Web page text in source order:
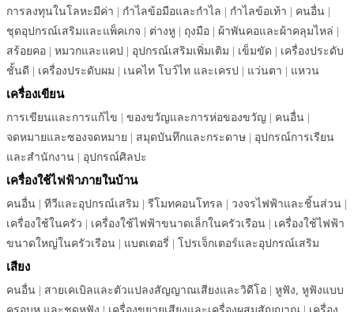
การลงทุนในโลหะมีค่า | กำไลข้อมือและกำไล | กำไลข้อเท้า | คนอื่น |
ชุดอุปกรณ์เสริมและแพ็คเกจ | ต่างหู | ถุงมือ | ผ้าพันคอและผ้าคลุมไหล่ |
สร้อยคอ | หมวกและแคป | อุปกรณ์เสริมเพิ่มเติม | เข็มขัด | เครื่องประดับ
ชั้นดี | เครื่องประดับผม | เนคไท โบว์ไท และเครป | แว่นตา | แหวน
เครื่องเขียน
การเขียนและการแก้ไข | ของขวัญและการห่อของขวัญ | คนอื่น |
จดหมายและซองจดหมาย | สมุดบันทึกและกระดาษ | อุปกรณ์การเรียน
และสำนักงาน | อุปกรณ์ศิลปะ
เครื่องใช้ไฟฟ้าภายในบ้าน
คนอื่น | ทีวีและอุปกรณ์เสริม | รีโมทคอนโทรล | วงจรไฟฟ้าและชิ้นส่วน |
เครื่องใช้ในครัว | เครื่องใช้ไฟฟ้าขนาดเล็กในครัวเรือน | เครื่องใช้ไฟฟ้า
ขนาดใหญ่ในครัวเรือน | แบตเตอรี่ | โปรเจ็กเตอร์และอุปกรณ์เสริม
เสียง
คนอื่น | สายเคเบิลและตัวแปลงสัญญาณเสียงและวิดีโอ | หูฟัง, หูฟังแบบ